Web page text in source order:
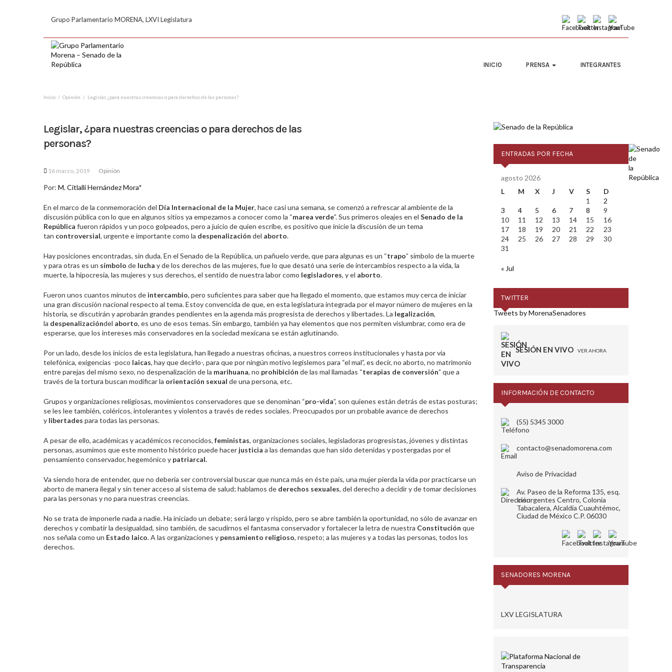
Grupo Parlamentario MORENA, LXVI Legislatura
INICIO PRENSA INTEGRANTES
Inicio Opinión Legislar, ¿para nuestras creencias o para derechos de las personas?
Legislar, ¿para nuestras creencias o para derechos de las
personas?
16 marzo, 2019 Opinión
Por: M. Citlalli Hernández Mora*
En el marco de la conmemoración del Día Internacional de la Mujer, hace casi una semana, se comenzó a refrescar al ambiente de la
discusión pública con lo que en algunos sitios ya empezamos a conocer como la “marea verde”. Sus primeros oleajes en el Senado de la
República fueron rápidos y un poco golpeados, pero a juicio de quien escribe, es positivo que inicie la discusión de un tema
tan controversial, urgente e importante como la despenalización del aborto.
Hay posiciones encontradas, sin duda. En el Senado de la República, un pañuelo verde, que para algunas es un “trapo” símbolo de la muerte
y para otras es un símbolo de lucha y de los derechos de las mujeres, fue lo que desató una serie de intercambios respecto a la vida, la
muerte, la hipocresía, las mujeres y sus derechos, el sentido de nuestra labor como legisladores, y el aborto.
Fueron unos cuantos minutos de intercambio, pero suficientes para saber que ha llegado el momento, que estamos muy cerca de iniciar
una gran discusión nacional respecto al tema. Estoy convencida de que, en esta legislatura integrada por el mayor número de mujeres en la
historia, se discutirán y aprobarán grandes pendientes en la agenda más progresista de derechos y libertades. La legalización,
la despenalizacióndel aborto, es uno de esos temas. Sin embargo, también ya hay elementos que nos permiten vislumbrar, como era de
esperarse, que los intereses más conservadores en la sociedad mexicana se están aglutinando.
Por un lado, desde los inicios de esta legislatura, han llegado a nuestras oficinas, a nuestros correos institucionales y hasta por vía
telefónica, exigencias -poco laicas, hay que decirlo-, para que por ningún motivo legislemos para “el mal”, es decir, no aborto, no matrimonio
entre parejas del mismo sexo, no despenalización de la marihuana, no prohibición de las mal llamadas “terapias de conversión” que a
través de la tortura buscan modificar la orientación sexual de una persona, etc.
Grupos y organizaciones religiosas, movimientos conservadores que se denominan “pro-vida”, son quienes están detrás de estas posturas;
se les lee también, coléricos, intolerantes y violentos a través de redes sociales. Preocupados por un probable avance de derechos
y libertades para todas las personas.
A pesar de ello, académicas y académicos reconocidos, feministas, organizaciones sociales, legisladoras progresistas, jóvenes y distintas
personas, asumimos que este momento histórico puede hacer justicia a las demandas que han sido detenidas y postergadas por el
pensamiento conservador, hegemónico y patriarcal.
Va siendo hora de entender, que no debería ser controversial buscar que nunca más en éste país, una mujer pierda la vida por practicarse un
aborto de manera ilegal y sin tener acceso al sistema de salud; hablamos de derechos sexuales, del derecho a decidir y de tomar decisiones
para las personas y no para nuestras creencias.
No se trata de imponerle nada a nadie. Ha iniciado un debate; será largo y ríspido, pero se abre también la oportunidad, no sólo de avanzar en
derechos y combatir la desigualdad, sino también, de sacudirnos el fantasma conservador y fortalecer la letra de nuestra Constitución que
nos señala como un Estado laico. A las organizaciones y pensamiento religioso, respeto; a las mujeres y a todas las personas, todos los
derechos.
ENTRADAS POR FECHA
agosto 2026
L
M X J V S
D
1
2
3
4 5 6 7 8
9
10
11 12 13 14 15
16
17
18 19 20 21 22
23
24
25 26 27 28 29
30
31
« Jul
TWITTER
Tweets by MorenaSenadores
SESIÓN EN VIVO VER AHORA
INFORMACIÓN DE CONTACTO
(55) 5345 3000
contacto@senadomorena.com
Aviso de Privacidad
Av. Paseo de la Reforma 135, esq.
Insurgentes Centro, Colonia
Tabacalera, Alcaldía Cuauhtémoc,
Ciudad de México C.P. 06030
SENADORES MORENA
LXV LEGISLATURA